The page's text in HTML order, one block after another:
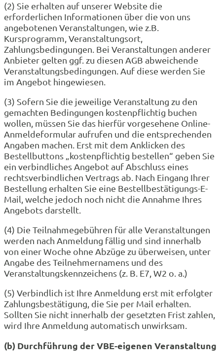
(2) Sie erhalten auf unserer Website die
erforderlichen Informationen über die von uns
angebotenen Veranstaltungen, wie z.B.
Kursprogramm, Veranstaltungsort,
Zahlungsbedingungen. Bei Veranstaltungen anderer
Anbieter gelten ggf. zu diesen AGB abweichende
Veranstaltungsbedingungen. Auf diese werden Sie
im Angebot hingewiesen.
(3) Sofern Sie die jeweilige Veranstaltung zu den
gemachten Bedingungen kostenpflichtig buchen
wollen, müssen Sie das hierfür vorgesehene Online-
Anmeldeformular aufrufen und die entsprechenden
Angaben machen. Erst mit dem Anklicken des
Bestellbuttons „kostenpflichtig bestellen“ geben Sie
ein verbindliches Angebot auf Abschluss eines
rechtsverbindlichen Vertrags ab. Nach Eingang Ihrer
Bestellung erhalten Sie eine Bestellbestätigungs-E-
Mail, welche jedoch noch nicht die Annahme Ihres
Angebots darstellt.
(4) Die Teilnahmegebühren für alle Veranstaltungen
werden nach Anmeldung fällig und sind innerhalb
von einer Woche ohne Abzüge zu überweisen, unter
Angabe des Teilnehmernamens und des
Veranstaltungskennzeichens (z. B. E7, W2 o. a.)
(5) Verbindlich ist Ihre Anmeldung erst mit erfolgter
Zahlungsbestätigung, die Sie per Mail erhalten.
Sollten Sie nicht innerhalb der gesetzten Frist zahlen,
wird Ihre Anmeldung automatisch unwirksam.
(b) Durchführung der VBE-eigenen Veranstaltung